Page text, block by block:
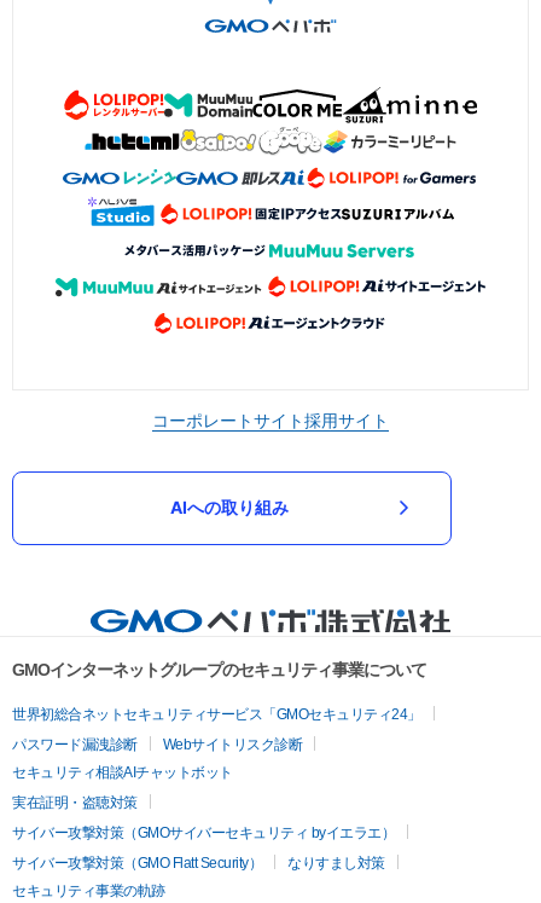
コーポレートサイト採用サイト
AIへの取り組み
GMOインターネットグループのセキュリティ事業について
世界初総合ネットセキュリティサービス「GMOセキュリティ24」
パスワード漏洩診断
Webサイトリスク診断
セキュリティ相談AIチャットボット
実在証明・盗聴対策
サイバー攻撃対策（GMOサイバーセキュリティ byイエラエ）
サイバー攻撃対策（GMO Flatt Security）
なりすまし対策
セキュリティ事業の軌跡